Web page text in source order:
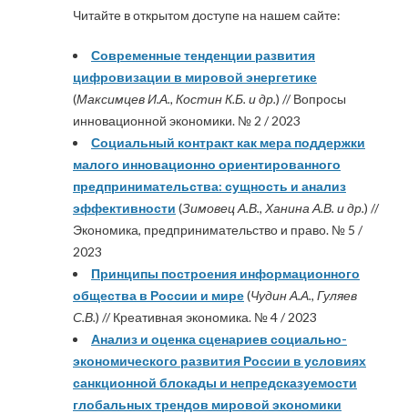
Читайте в открытом доступе на нашем сайте:
Современные тенденции развития
цифровизации в мировой энергетике
(Максимцев И.А., Костин К.Б. и др.) // Вопросы
инновационной экономики. № 2 / 2023
Социальный контракт как мера поддержки
малого инновационно ориентированного
предпринимательства: сущность и анализ
эффективности (Зимовец А.В., Ханина А.В. и др.) //
Экономика, предпринимательство и право. № 5 /
2023
Принципы построения информационного
общества в России и мире(Чудин А.А., Гуляев
С.В.) // Креативная экономика. № 4 / 2023
Анализ и оценка сценариев социально-
экономического развития России в условиях
санкционной блокады и непредсказуемости
глобальных трендов мировой экономики